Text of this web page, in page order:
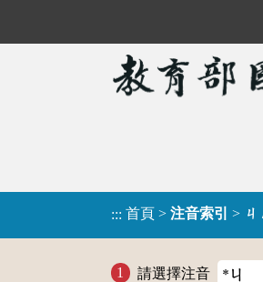
::: 首頁 > 注音索引 >
請選擇注音